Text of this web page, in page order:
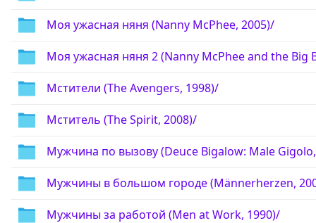
Моя ужасная няня (Nanny McPhee, 2005)/
Моя ужасная няня 2 (Nanny McPhee and the Big
Мстители (The Avengers, 1998)/
Мститель (The Spirit, 2008)/
Мужчина по вызову (Deuce Bigalow: Male
Мужчины в большом городе (Männerherzen,
Мужчины за работой (Men at Work, 1990)/